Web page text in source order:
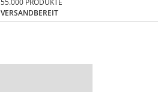
VERSANDBEREIT